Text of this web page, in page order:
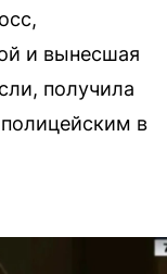
и вынесшая
получила
в